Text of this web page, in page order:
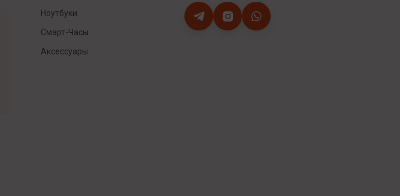
Ноутбуки
Смарт-Часы
Аксессуары